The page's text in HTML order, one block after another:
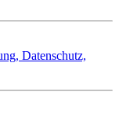
Datenschutz,